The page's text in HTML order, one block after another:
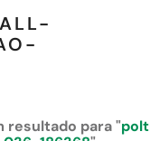
resultado para "